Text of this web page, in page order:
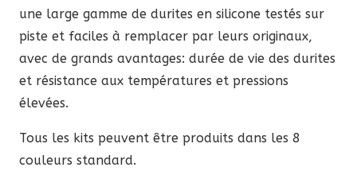
une large gamme de durites en silicone testés sur
piste et faciles à remplacer par leurs originaux,
avec de grands avantages: durée de vie des durites
et résistance aux températures et pressions
élevées.
Tous les kits peuvent être produits dans les 8
couleurs standard.